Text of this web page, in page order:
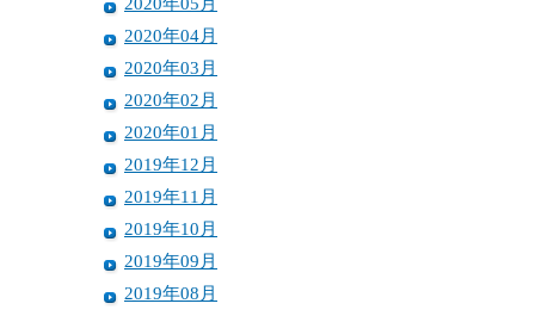
2020年04月
2020年03月
2020年02月
2020年01月
2019年12月
2019年11月
2019年10月
2019年09月
2019年08月